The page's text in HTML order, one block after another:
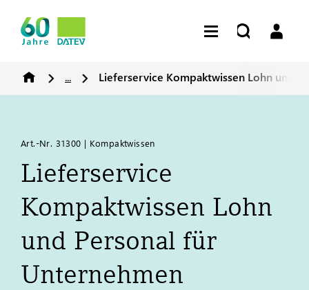
... Lieferservice Kompaktwissen Lohn und
Art.-Nr. 31300 | Kompaktwissen
Lieferservice
Kompaktwissen Lohn
und Personal für
Unternehmen